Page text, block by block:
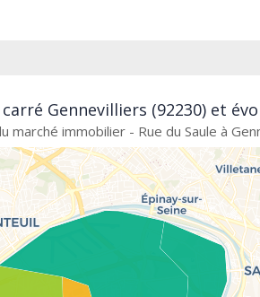
Gennevilliers (92230) et
marché immobilier - Rue du Saule à